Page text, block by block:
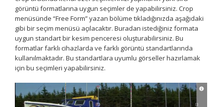
görüntü formatlarına uygun seçimler de yapabilirsiniz. Crop
menüsünde “Free Form” yazan bölüme tıkladığınızda aşağıdaki
gibi bir seçim menüsü açılacaktır. Buradan istediğiniz formata
uygun standart bir kesim penceresi oluşturabilirsiniz. Bu
formatlar farklı cihazlarda ve farklı görüntü standartlarında
kullanılmaktadır. Bu standartlara uyumlu görseller hazırlamak
için bu seçimleri yapabilirsiniz.